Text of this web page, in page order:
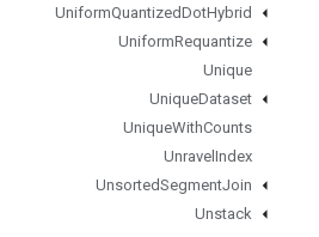
UniformQuantizedDotHybrid
UniformRequantize
Unique
UniqueDataset
UniqueWithCounts
Unravel Index
UnsortedSegmentJoin
Unstack